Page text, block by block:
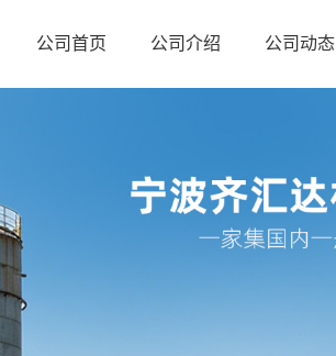
公司首页 公司介绍 公司动态